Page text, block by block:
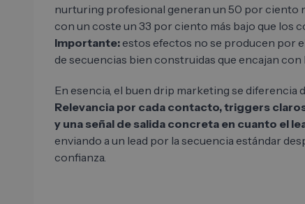
nurturing profesional generan un 50 por ciento
con un coste un 33 por ciento más bajo que los
Importante: estos efectos no se producen por
de secuencias bien construidas que encajan con
En esencia, el buen drip marketing se diferencia
Relevancia por cada contacto, triggers
y una señal de salida concreta en cuanto el
enviando a un lead por la secuencia estándar
confianza.